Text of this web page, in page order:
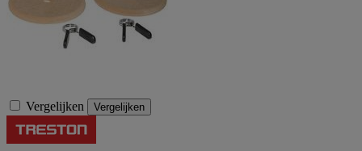
Vergelijken Vergelijken